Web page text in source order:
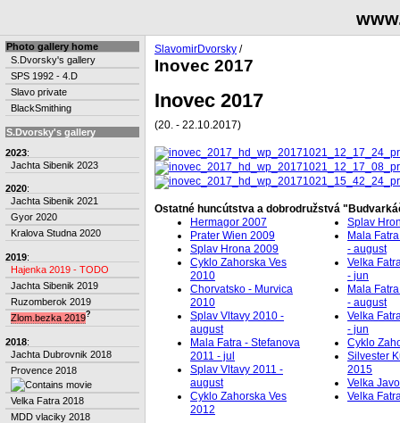
Photo gallery home
S.Dvorsky's gallery
SPS 1992 - 4.D
Slavo private
BlackSmithing
S.Dvorsky's gallery
2023:
Jachta Sibenik 2023
2020:
Jachta Sibenik 2021
Gyor 2020
Kralova Studna 2020
2019:
Hajenka 2019 - TODO
Jachta Sibenik 2019
Ruzomberok 2019
Zlom.bezka 2019?
2018:
Jachta Dubrovnik 2018
Provence 2018
Velka Fatra 2018
MDD vlaciky 2018
SlavomirDvorsky /
Inovec 2017
Inovec 2017
(20. - 22.10.2017)
Ostatné huncútstva a dobrodružstvá
Hermagor 2007
Prater Wien 2009
Splav Hrona 2009
Cyklo Zahorska Ves
2010
Chorvatsko - Murvica
2010
Splav Vltavy 2010 -
august
Mala Fatra - Stefanova
2011 - jul
Splav Vltavy 2011 -
august
Cyklo Zahorska Ves
2012
Splav
Mala
- august
Velka
- jun
Mala
- august
Velka
- jun
Cyklo
Silvester
2015
Velka
Velka